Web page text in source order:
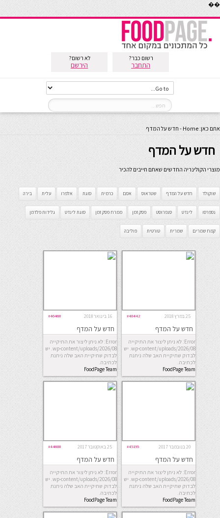
��
רשום כבר?
התחבר
לא רשום?
הירשם
אתם כאן: Home
-חדש על המדף
חדש על המדף
מוצרי הקולינריה החדשים שאתם חייבים להכיר
שוקולד חדש על המדף שטראוס אסם כרמית סוגת אלפרו עלית בירה
נספרסו לינדט סנפרוסט פסק זמן ממרח פסק זמן סוגת לינדט גלידות פלדמן
קמח שמרים שמרית טורטית פוליבה
25 במרץ 2018 #48442
חדש על המדף
Error: לא ניתן ליצור את התיקייה
wp-content/uploads/2026/08. יש
לבדוק שתיקיית האב שלה ניתנת
לכתיבה.
FoodPage Team
16 בינואר 2018 #46468
חדש על המדף
Error: לא ניתן ליצור את התיקייה
wp-content/uploads/2026/08. יש
לבדוק שתיקיית האב שלה ניתנת
לכתיבה.
FoodPage Team
20 בנובמבר 2017 #45195
חדש על המדף
Error: לא ניתן ליצור את התיקייה
wp-content/uploads/2026/08. יש
לבדוק שתיקיית האב שלה ניתנת
לכתיבה.
FoodPage Team
25 באוקטובר 2017 #44608
חדש על המדף
Error: לא ניתן ליצור את התיקייה
wp-content/uploads/2026/08. יש
לבדוק שתיקיית האב שלה ניתנת
לכתיבה.
FoodPage Team